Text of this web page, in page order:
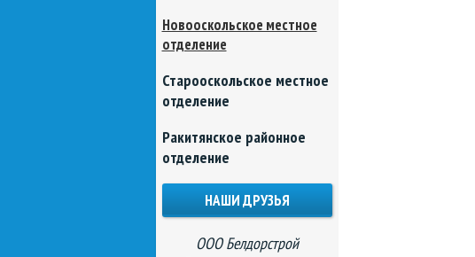
Новооскольское местное
отделение
Старооскольское местное
отделение
Ракитянское районное
отделение
НАШИ ДРУЗЬЯ
ООО Белдорстрой